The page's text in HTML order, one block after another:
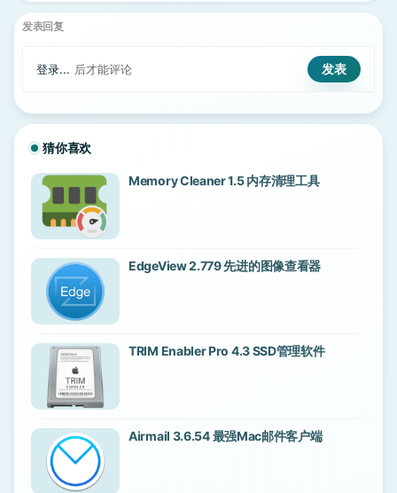
发表回复
登录... 后才能评论
猜你喜欢
Memory Cleaner 1.5 内存清理工具
EdgeView 2.779 先进的图像查看器
TRIM Enabler Pro 4.3 SSD管理软件
Airmail 3.6.54 最强Mac邮件客户端